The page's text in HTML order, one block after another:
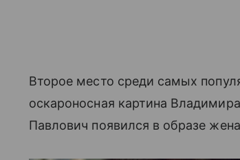
Второе место среди самых
оскароносная картина
Павлович появился в образе